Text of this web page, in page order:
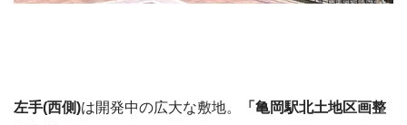
左手(西側)は開発中の広大な敷地。
「亀岡駅北土地区画整